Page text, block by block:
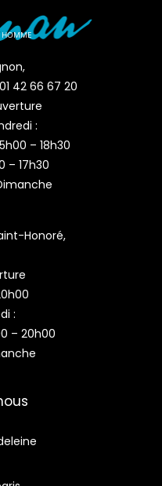
HOMME
42 66 67 20
:
– 18h30
– 17h30
Honoré,
:
– 20h00